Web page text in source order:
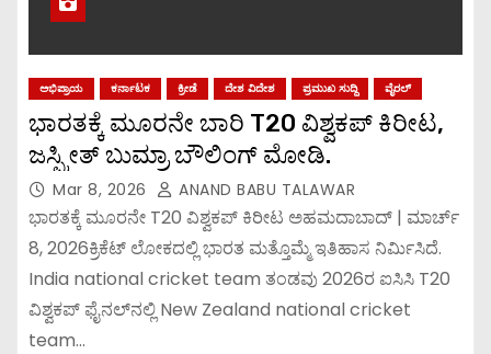
ಅಭಿಪ್ರಾಯ ಕರ್ನಾಟಕ ಕ್ರೀಡೆ ದೇಶ ವಿದೇಶ ಪ್ರಮುಖ ಸುದ್ದಿ ವೈರಲ್
ಭಾರತಕ್ಕೆ ಮೂರನೇ ಬಾರಿ T20 ವಿಶ್ವಕಪ್ ಕಿರೀಟ,
ಜಸ್ಪ್ರೀತ್ ಬುಮ್ರಾ ಬೌಲಿಂಗ್ ಮೋಡಿ.
Mar 8, 2026 ANAND BABU TALAWAR
ಭಾರತಕ್ಕೆ ಮೂರನೇ T20 ವಿಶ್ವಕಪ್ ಕಿರೀಟ ಅಹಮದಾಬಾದ್ | ಮಾರ್ಚ್
8, 2026ಕ್ರಿಕೆಟ್ ಲೋಕದಲ್ಲಿ ಭಾರತ ಮತ್ತೊಮ್ಮೆ ಇತಿಹಾಸ ನಿರ್ಮಿಸಿದೆ.
India national cricket team ತಂಡವು 2026ರ ಐಸಿಸಿ T20
ವಿಶ್ವಕಪ್ ಫೈನಲ್‌ನಲ್ಲಿ New Zealand national cricket
team…